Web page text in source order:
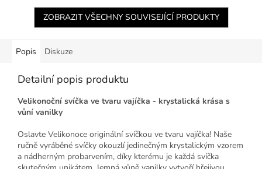
ZOBRAZIT VŠECHNY SOUVISEJÍCÍ PRODUKTY
Popis Diskuze
Detailní popis produktu
Velikonoční svíčka ve tvaru vajíčka - krystalická krása s
vůní vanilky
Oslavte Velikonoce originální svíčkou ve tvaru vajíčka! Naše
ručně vyráběné svíčky okouzlí jedinečným krystalickým vzorem
a nádherným probarvením, díky kterému je každá svíčka